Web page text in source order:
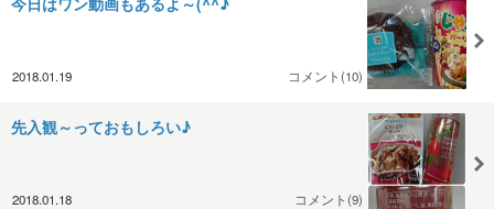
2018.01.19 コメント(10)
先入観～っておもしろい♪
2018.01.18 コメント(9)